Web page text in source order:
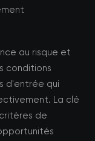
au risque et
conditions
d'entrée qui
La clé
de